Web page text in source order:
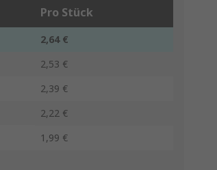
Pro Stück
2,64 €
2,53 €
2,39 €
2,22 €
1,99 €